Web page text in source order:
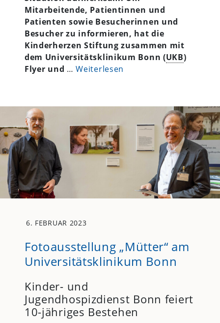
Mitarbeitende, Patientinnen und
Patienten sowie Besucherinnen und
Besucher zu informieren, hat die
Kinderherzen Stiftung zusammen mit
dem Universitätsklinikum Bonn (UKB)
Flyer und …Weiterlesen
6. FEBRUAR 2023
Fotoausstellung „Mütter“ am
Universitätsklinikum Bonn
Kinder- und
Jugendhospizdienst Bonn feiert
10-jähriges Bestehen